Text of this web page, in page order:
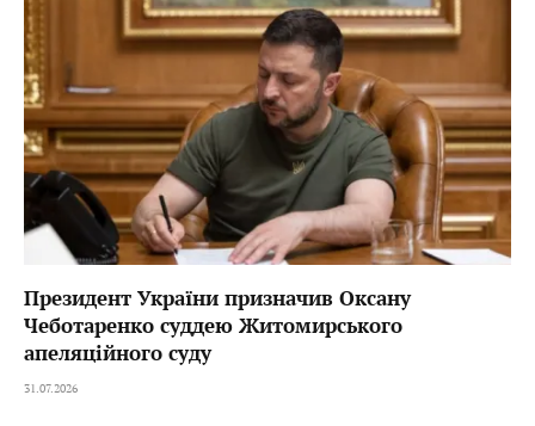
Президент України призначив Оксану
Чеботаренко суддею Житомирського
апеляційного суду
31.07.2026